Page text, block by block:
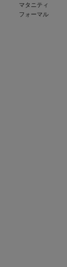
マタニティ
フォーマル